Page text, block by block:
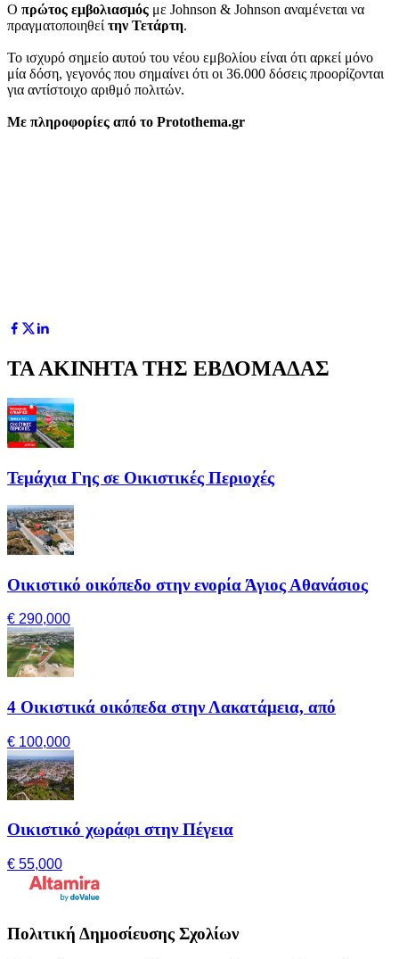
Ο πρώτος εμβολιασμός με Johnson & Johnson αναμένεται να
πραγματοποιηθεί την Τετάρτη.
Το ισχυρό σημείο αυτού του νέου εμβολίου είναι ότι αρκεί μόνο
μία δόση, γεγονός που σημαίνει ότι οι 36.000 δόσεις προορίζονται
για αντίστοιχο αριθμό πολιτών.
Με πληροφορίες από το Protothema.gr
ΤΑ ΑΚΙΝΗΤΑ ΤΗΣ ΕΒΔΟΜΑΔΑΣ
Τεμάχια Γης σε Οικιστικές Περιοχές
Οικιστικό οικόπεδο στην ενορία Άγιος Αθανάσιος
€ 290,000
4 Οικιστικά οικόπεδα στην Λακατάμεια, από
€ 100,000
Οικιστικό χωράφι στην Πέγεια
€ 55,000
Πολιτική Δημοσίευσης Σχολίων